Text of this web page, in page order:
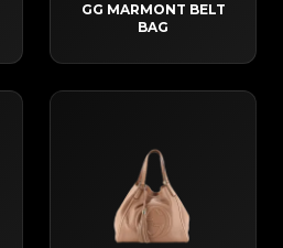
GG MARMONT BELT
BAG